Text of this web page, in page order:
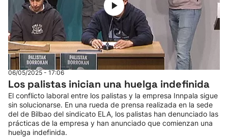
06/05/2025 - 17:06
Los palistas inician una huelga indefinida
El conflicto laboral entre los palistas y la empresa Innpala sigue
sin solucionarse. En una rueda de prensa realizada en la sede
del de Bilbao del sindicato ELA, los palistas han denunciado las
prácticas de la empresa y han anunciado que comienzan una
huelga indefinida.